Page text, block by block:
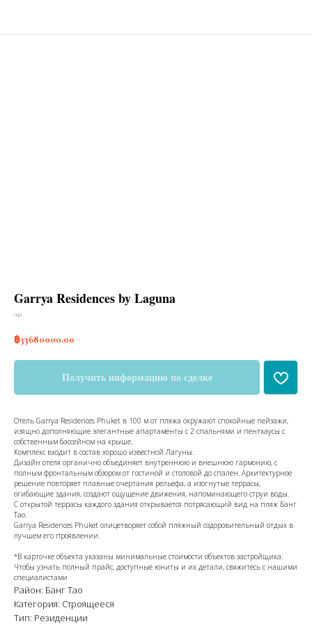
Garrya Residences by Laguna
042
฿33680000.00
Получить информацию по сделке
Отель Garrya Residences Phuket в 100 м от пляжа окружают спокойные пейзажи,
изящно дополняющие элегантные апартаменты с 2 спальнями и пентхаусы с
собственным бассейном на крыше.
Комплекс входит в состав хорошо известной Лагуны.
Дизайн отеля органично объединяет внутреннюю и внешнюю гармонию, с
полным фронтальным обзором от гостиной и столовой до спален. Архитектурное
решение повторяет плавные очертания рельефа, а изогнутые террасы,
огибающие здания, создают ощущение движения, напоминающего струи воды.
С открытой террасы каждого здания открывается потрясающий вид на пляж Банг
Тао.
Garrya Residences Phuket олицетворяет собой пляжный оздоровительный отдых в
лучшем его проявлении.
*В карточке объекта указаны минимальные стоимости объектов застройщика.
Чтобы узнать полный прайс, доступные юниты и их детали, свяжитесь с нашими
специалистами
Район: Банг Тао
Категория: Строящееся
Тип: Резиденции